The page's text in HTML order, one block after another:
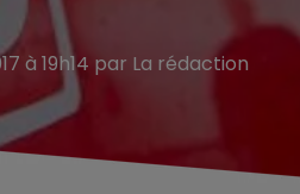
à 19h14 par La rédaction